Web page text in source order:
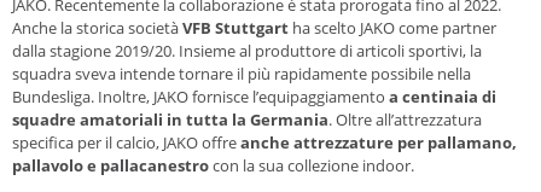
JAKO. Recentemente la collaborazione è stata prorogata fino al 2022.
Anche la storica societàVFB Stuttgart ha scelto JAKO come partner
dalla stagione 2019/20. Insieme al produttore di articoli sportivi, la
squadra sveva intende tornare il più rapidamente possibile nella
Bundesliga. Inoltre, JAKO fornisce l’equipaggiamento a centinaia di
squadre amatoriali in tutta la Germania. Oltre all’attrezzatura
specifica per il calcio, JAKO offreanche attrezzature per pallamano,
pallavolo e pallacanestrocon la sua collezione indoor.